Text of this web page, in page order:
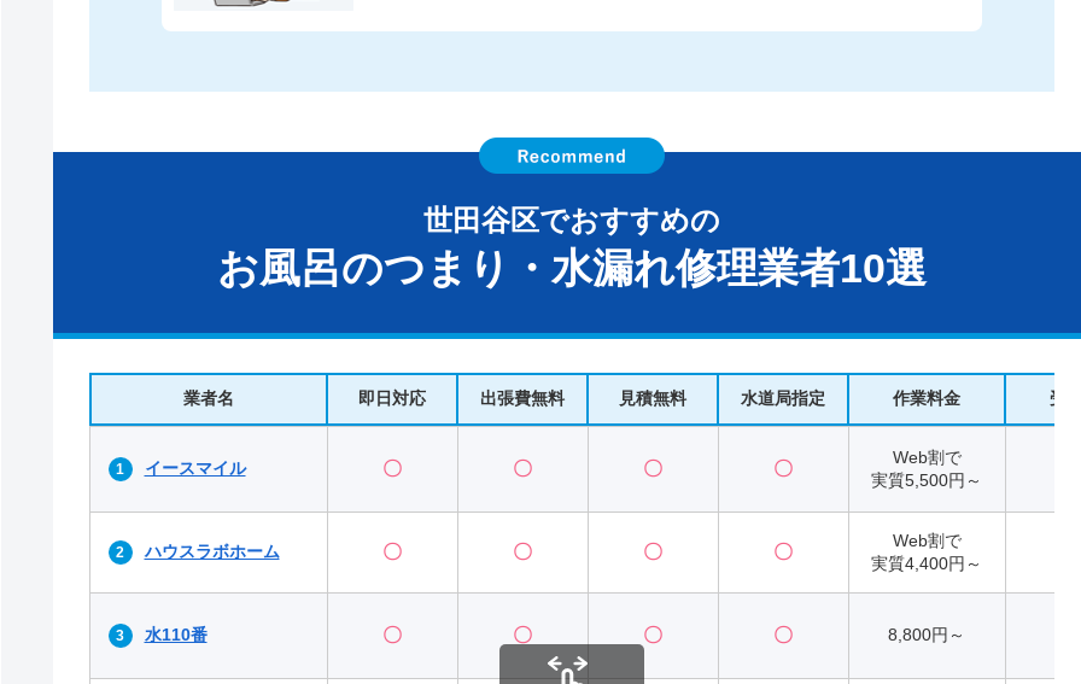
世田谷区でおすすめの
お風呂のつまり・水漏れ修理業者10選
業者名 即日対応 出張費無料 見積無料 水道局指定 作業料金 受
イースマイル 〇 〇 〇 〇
Web割で
実質5,500円～
ハウスラボホーム 〇 〇 〇 〇
Web割で
実質4,400円～
水110番 〇 〇 〇 〇 8,800円～